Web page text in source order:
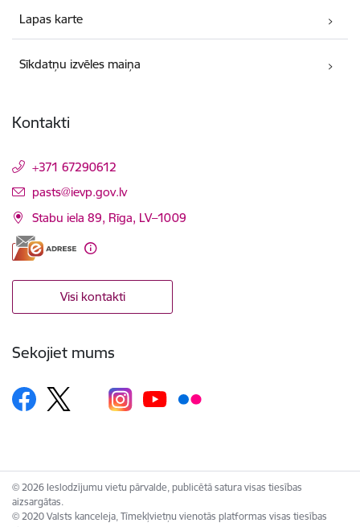
Lapas karte
Sīkdatņu izvēles maiņa
Kontakti
+371 67290612
E-pasts:
pasts@ievp.gov.lv
Stabu iela 89, Rīga, LV–1009
Visi kontakti
Sekojiet mums
© 2026 Ieslodzījumu vietu pārvalde, publicētā satura visas tiesības
aizsargātas.
© 2020 Valsts kanceleja, Tīmekļvietņu vienotās platformas visas tiesības